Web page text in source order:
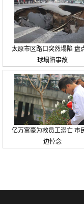
太原市区路口突然塌陷 盘
球塌陷事故
亿万富豪为救员工溺亡 市
边悼念